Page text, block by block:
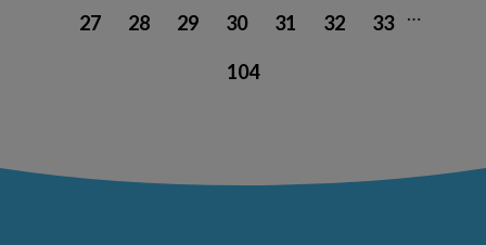
27 28 29 30 31 32 33 …
104